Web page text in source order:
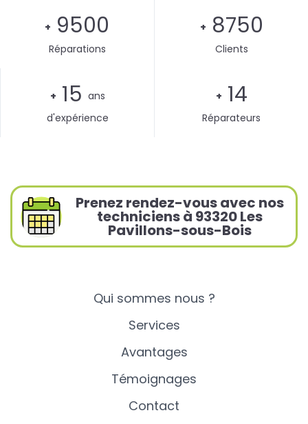
+ 9500
Réparations
+ 8750
Clients
+ 15 ans
d'expérience
+ 14
Réparateurs
Prenez rendez-vous avec nos
techniciens à 93320 Les
Pavillons-sous-Bois
Qui sommes nous ?
Services
Avantages
Témoignages
Contact